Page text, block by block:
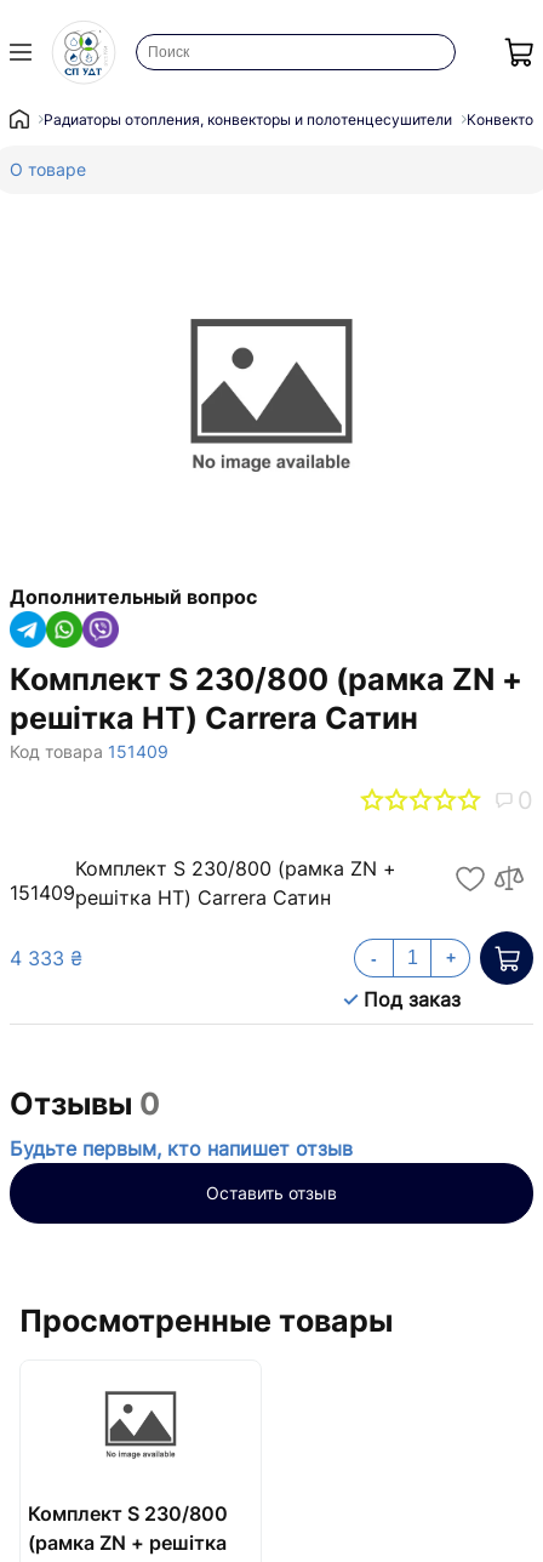
Радиаторы отопления, конвекторы и полотенцесушители
О товаре
Дополнительный вопрос
Комплект S 230/800 (рамка ZN +
решітка НТ) Carrera Сатин
Код товара 151409
0
151409
Комплект S 230/800 (рамка ZN +
решітка НТ) Carrera Сатин
4 333 ₴
Под заказ
- +
Отзывы 0
Будьте первым, кто напишет отзыв
Оставить отзыв
Просмотренные товары
Комплект S 230/800
(рамка ZN + решітка